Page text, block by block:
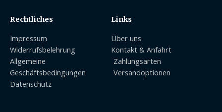
Rechtliches
Impressum
Widerrufsbelehrung
Allgemeine
Geschäftsbedingungen
Datenschutz
Links
Über uns
Kontakt & Anfahrt
Zahlungsarten
Versandoptionen